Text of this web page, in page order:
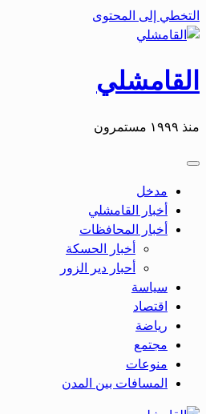
التخطي إلى المحتوى
القامشلي
منذ ١٩٩٩ مستمرون
مدخل
أخبار القامشلي
أخبار المحافظات
أخبار الحسكة
أحبار دير الزور
سياسة
اقتصاد
رياضة
مجتمع
منوعات
المسافات بين المدن